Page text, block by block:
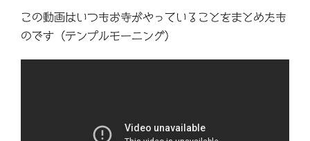
この動画はいつもお寺がやっていることをまとめたも
のです（テンプルモーニング）